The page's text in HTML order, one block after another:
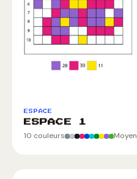
ESPACE
ESPACE 1
10 couleurs Moyen